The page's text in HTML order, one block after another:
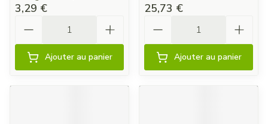
3,29 €
Ajouter au panier
25,73 €
Ajouter au panier